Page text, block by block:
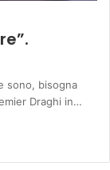
sono, bisogna
Draghi in…